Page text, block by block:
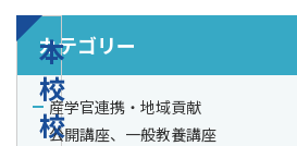
本
校
校
カテゴリー
産学官連携・地域貢献
公開講座、一般教養講座